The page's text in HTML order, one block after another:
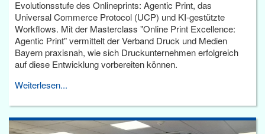
Evolutionsstufe des Onlineprints: Agentic Print, das
Universal Commerce Protocol (UCP) und KI-gestützte
Workflows. Mit der Masterclass "Online Print Excellence:
Agentic Print" vermittelt der Verband Druck und Medien
Bayern praxisnah, wie sich Druckunternehmen erfolgreich
auf diese Entwicklung vorbereiten können.
Weiterlesen...